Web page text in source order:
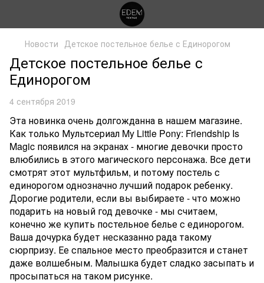
Новости Детское постельное белье с Единорогом
Детское постельное белье с
Единорогом
4 сентября 2019
Эта новинка очень долгожданна в нашем магазине.
Как только Мультсериал My Little Pony: Friendship Is
Magic появился на экранах - многие девочки просто
влюбились в этого магического персонажа. Все дети
смотрят этот мультфильм, и потому постель с
единорогом однозначно лучший подарок ребенку.
Дорогие родители, если вы выбираете - что можно
подарить на новый год девочке - мы считаем,
конечно же купить постельное белье с единорогом.
Ваша дочурка будет несказанно рада такому
сюрпризу. Ее спальное место преобразится и станет
даже волшебным. Малышка будет сладко засыпать и
просыпаться на таком рисунке.